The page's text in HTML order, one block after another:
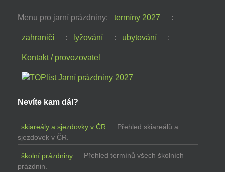
Menu pro jarní prázdniny: termíny 2027 :
zahraničí : lyžování : ubytování :
Kontakt / provozovatel
Nevíte kam dál?
skiareály a sjezdovky v ČR
Přehled skiareálů a
sjezdovek v ČR.
školní prázdniny
Přehled termínů všech školních
prázdnin.